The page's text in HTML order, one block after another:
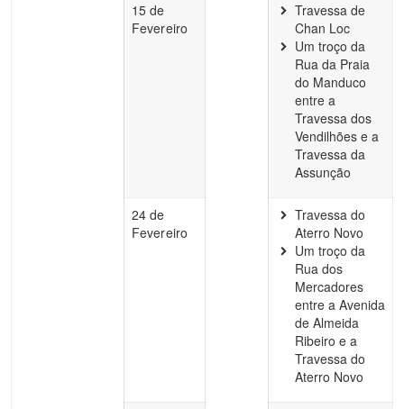
15 de
Fevereiro
Travessa de
Chan Loc
Um troço da
Rua da Praia
do Manduco
entre a
Travessa dos
Vendilhões e a
Travessa da
Assunção
24 de
Fevereiro
Travessa do
Aterro Novo
Um troço da
Rua dos
Mercadores
entre a Avenida
de Almeida
Ribeiro e a
Travessa do
Aterro Novo